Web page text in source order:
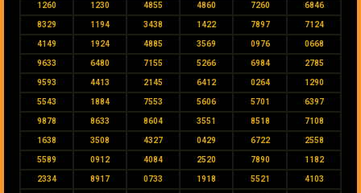
1260 1230 4855 4860 7260 6846
8329 1194 3438 1422 7897 7124
4149 1924 4885 3569 0976 0668
9633 6480 7155 5266 6984 2785
9593 4413 2145 6412 0264 1290
5543 1884 7553 5606 5701 6397
9878 8633 8604 3551 8518 7108
1638 3508 4327 0429 6722 2558
5589 0912 4084 2520 7890 1182
2334 8917 0733 1918 5521 4103